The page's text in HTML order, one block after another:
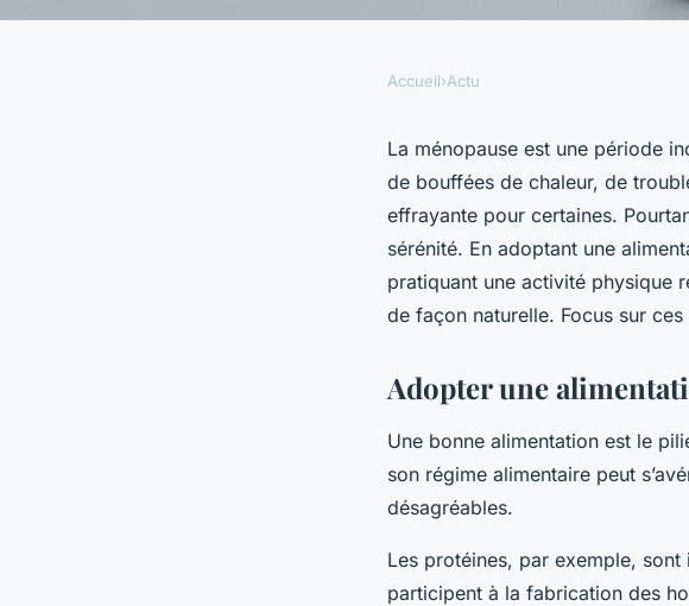
Comment maintenir un
hormonal naturel pour
pendant la ménopause ?
Accueil›Actu
La ménopause est une période
de bouffées de chaleur, de
effrayante pour certaines.
sérénité. En adoptant une
pratiquant une activité physique
de façon naturelle. Focus sur
Adopter une
Une bonne alimentation est le
son régime alimentaire peut
désagréables.
Les protéines, par exemple,
participent à la fabrication des